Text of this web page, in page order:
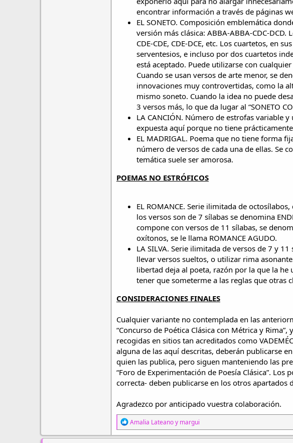
encontrar información a través de páginas
EL SONETO. Composición emblemática
versión más clásica: ABBA-ABBA-CDC-
CDE-CDE, CDE-DCE, etc. Los cuartetos, en
serventesios, e incluso por dos cuartetos
está aceptado. Puede utilizarse con
Cuando se usan versos de arte menor, se
innovaciones muy controvertidas, como la
mismo soneto. Cuando la idea no puede
3 versos más, lo que da lugar al “SONETO
LA CANCIÓN. Número de estrofas variable
expuesta aquí porque no tiene
EL MADRIGAL. Poema que no tiene forma
número de versos de cada una de ellas. Se
temática suele ser amorosa.
POEMAS NO ESTRÓFICOS
EL ROMANCE. Serie ilimitada de
los versos son de 7 sílabas se denomina
compone con versos de 11 sílabas, se
oxítonos, se le llama ROMANCE AGUDO.
LA SILVA. Serie ilimitada de versos de 7 y
llevar versos sueltos, o utilizar rima
libertad deja al poeta, razón por la que la
tener que someterme a las reglas que otras
CONSIDERACIONES FINALES
Cualquier variante no contemplada en las
“Concurso de Poética Clásica con Métrica y
recogidas en sitios tan acreditados como
alguna de las aquí descritas, deberán publicarse
quien las publica, pero siguen manteniendo las
“Foro de Experimentación de Poesía Clásica”.
correcta- deben publicarse en los otros apartados
Agradezco por anticipado vuestra colaboración.
R
e
a
Amalia Lateanoy margui